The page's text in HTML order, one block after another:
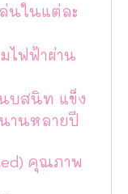
นในแต่ละ
ไฟฟ้าผ่าน
บสนิท แข็ง
านหลายปี
คุณภาพ